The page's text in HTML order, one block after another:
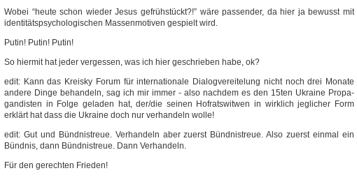
Wobei “heu­te schon wie­der Jesus gefrüh­stückt?!” wäre pas­sen­der, da hier ja bewusst mit
iden­ti­täts­psy­cho­lo­gi­schen Mas­sen­mo­ti­ven gespielt wird.
Putin! Putin! Putin!
So hier­mit hat jeder ver­ges­sen, was ich hier geschrie­ben habe, ok?
edit: Kann das Krei­sky Forum für inter­na­tio­na­le Dia­log­ver­ei­te­lung nicht noch drei Mona­te
ande­re Din­ge behan­deln, sag ich mir immer - also nach­dem es den 15ten Ukrai­ne Pro­pa­
gan­dis­ten in Fol­ge gela­den hat, der/die sei­nen Hof­rats­wit­wen in wirk­lich jeg­li­cher Form
erklärt hat dass die Ukrai­ne doch nur ver­han­deln wolle!
edit: Gut und Bünd­nis­treue. Ver­han­deln aber zuerst Bünd­nis­treue. Also zuerst ein­mal ein
Bünd­nis, dann Bünd­nis­treue. Dann Verhandeln.
Für den gerech­ten Frieden!